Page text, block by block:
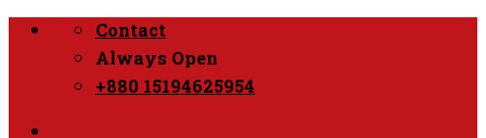
Skip
Contact
Always Open
+880 15194625954